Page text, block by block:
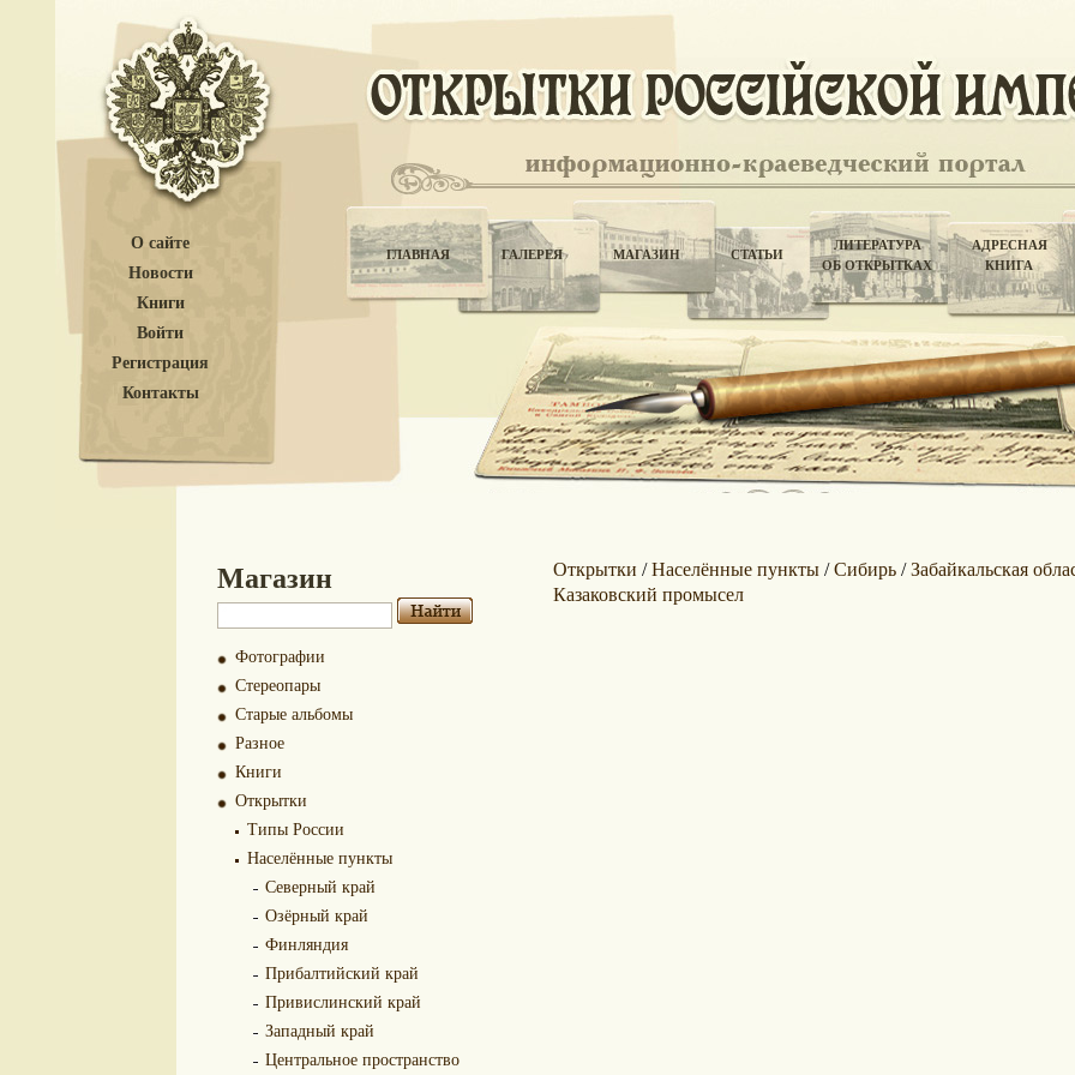
О сайте
Новости
Книги
Войти
Регистрация
Контакты
ГЛАВНАЯ ГАЛЕРЕЯ МАГАЗИН СТАТЬИ
ЛИТЕРАТУРА
ОБ ОТКРЫТКАХ
АДРЕСНАЯ
КНИГА
Магазин
Фотографии
Стереопары
Старые альбомы
Разное
Книги
Открытки
Типы России
Населённые пункты
Северный край
Озёрный край
Финляндия
Прибалтийский край
Привислинский край
Западный край
Центральное пространство
Открытки /Населённые пункты/Сибирь/Забайкальская
Казаковский промысел